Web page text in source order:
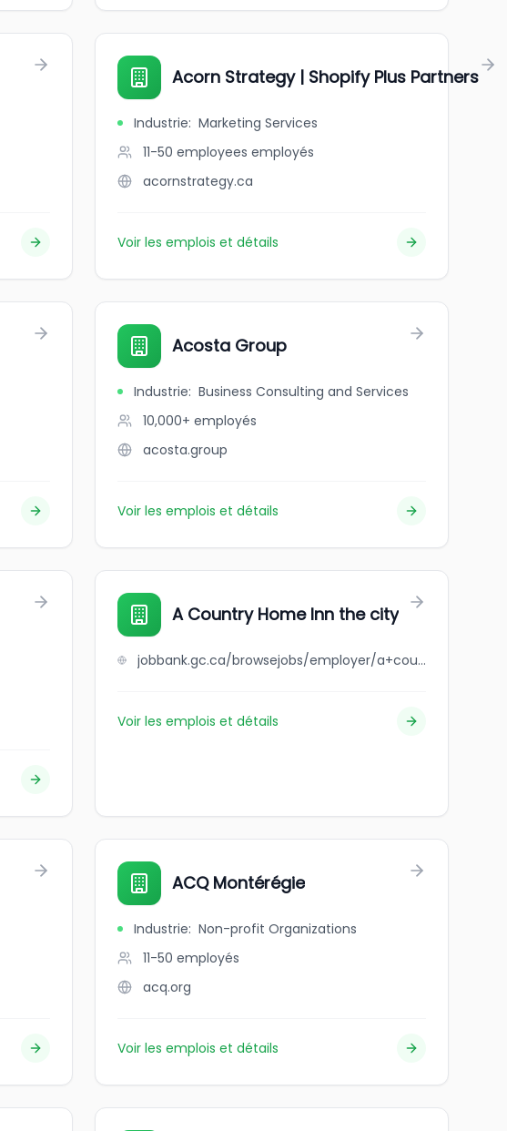
Acorn Strategy | Shopify Plus Partners
Industrie: Marketing Services
11-50 employees employés
acornstrategy.ca
Voir les emplois et détails
Acosta Group
Industrie: Business Consulting and Services
10,000+ employés
acosta.group
Voir les emplois et détails
A Country Home Inn the city
jobbank.gc.ca/browsejobs/employer/a+country+home+inn+the+city/ca
Voir les emplois et détails
ACQ Montérégie
Industrie: Non-profit Organizations
11-50 employés
acq.org
Voir les emplois et détails